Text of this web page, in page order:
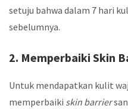
setuju bahwa dalam 7 hari
sebelumnya.
2. Memperbaiki Skin
Untuk mendapatkan kulit
memperbaiki skin barrier